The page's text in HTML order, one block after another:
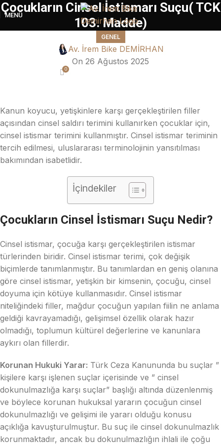
MENÜ
Çocukların Cinsel İstismarı Suçu( TCK
103. Madde)
GENEL
Av. İrem Bike DEMİRHAN
On 26 Ağustos 2025
0
Kanun koyucu, yetişkinlere karşı gerçekleştirilen filler
açısından cinsel saldırı terimini kullanırken çocuklar için,
cinsel istismar terimini kullanmıştır. Cinsel istismar teriminin
tercih edilmesi, uluslararası terminolojinin yansıtılması
bakımından isabetlidir.
İçindekiler
Çocukların Cinsel İstismarı Suçu Nedir?
Cinsel istismar, çocuğa karşı gerçekleştirilen istismar
türlerinden biridir. Cinsel istismar terimi, çok değişik
biçimlerde tanımlanmıştır. Bu tanımlardan en geniş olanına
göre cinsel istismar, yetişkin bir kimsenin, çocuğu, cinsel
doyuma için kötüye kullanmasıdır. Cinsel istismar
niteliğindeki filler, mağdur çocuğun yapılan fiilin ne anlama
geldiği kavrayamadığı, gelişimsel özellik olarak hazır
olmadığı, toplumun kültürel değerlerine ve kanunlara
aykırı olan fillerdir.
Korunan Hukuki Yarar: Türk Ceza Kanununda bu suçlar ”
kişilere karşı işlenen suçlar içerisinde ve ” cinsel
dokunulmazlığa karşı suçlar” başlığı altında düzenlenmiş
ve böylece korunan hukuksal yararın çocuğun cinsel
dokunulmazlığı ve gelişimi ile yararı olduğu konusu
açıklığa kavuşturulmuştur. Bu suç ile cinsel dokunulmazlık
korunmaktadır, ancak bu dokunulmazlığın ihlali ile çoğu